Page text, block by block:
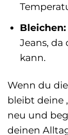
Bleichen:
Jeans,
kann.
Wenn du
bleibt deine
neu und
deinen